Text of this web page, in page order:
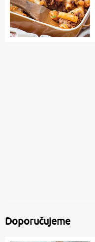
Doporučujeme